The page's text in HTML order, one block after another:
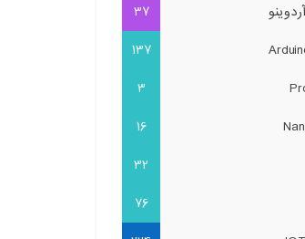
37
137
3
16
32
76